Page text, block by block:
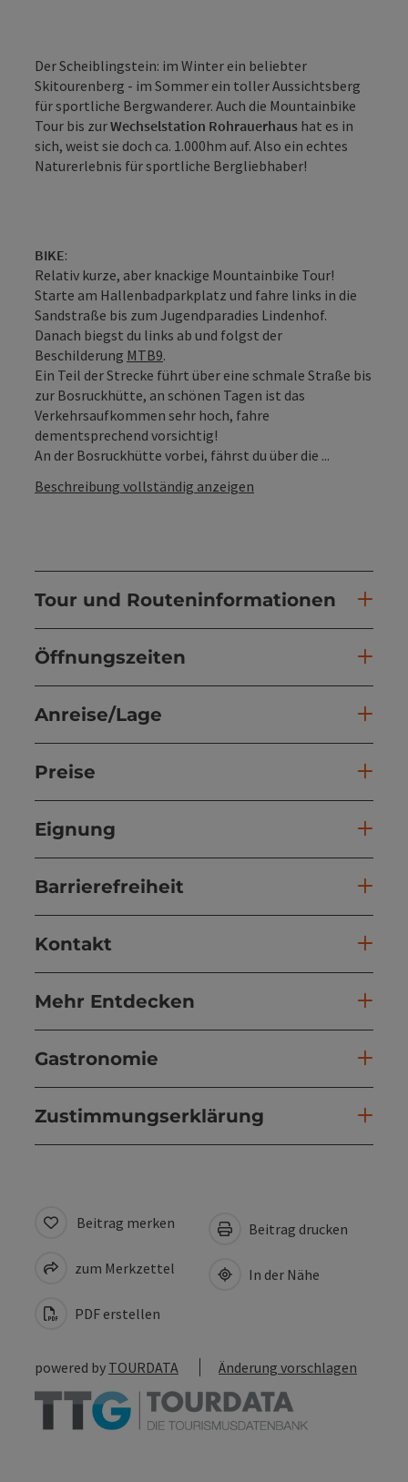
Der Scheiblingstein: im Winter ein beliebter
Skitourenberg - im Sommer ein toller Aussichtsberg
für sportliche Bergwanderer. Auch die Mountainbike
Tour bis zurWechselstation Rohrauerhaus hat es in
sich, weist sie doch ca. 1.000hm auf. Also ein echtes
Naturerlebnis für sportliche Bergliebhaber!
BIKE:
Relativ kurze, aber knackige Mountainbike Tour!
Starte am Hallenbadparkplatz und fahre links in die
Sandstraße bis zum Jugendparadies Lindenhof.
Danach biegst du links ab und folgst der
Beschilderung MTB9.
Ein Teil der Strecke führt über eine schmale Straße bis
zur Bosruckhütte, an schönen Tagen ist das
Verkehrsaufkommen sehr hoch, fahre
dementsprechend vorsichtig!
An der Bosruckhütte vorbei, fährst du über die ...
Beschreibung vollständig anzeigen
Tour und Routeninformationen
Öffnungszeiten
Anreise/Lage
Preise
Eignung
Barrierefreiheit
Kontakt
Mehr Entdecken
Gastronomie
Zustimmungserklärung
Beitrag merken
zum Merkzettel
PDF erstellen
Beitrag drucken
In der Nähe
powered by TOURDATA Änderung vorschlagen